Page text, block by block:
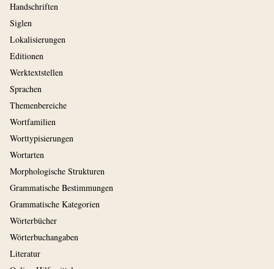
Handschriften
Siglen
Lokalisierungen
Editionen
Werktextstellen
Sprachen
Themenbereiche
Wortfamilien
Worttypisierungen
Wortarten
Morphologische Strukturen
Grammatische Bestimmungen
Grammatische Kategorien
Wörterbücher
Wörterbuchangaben
Literatur